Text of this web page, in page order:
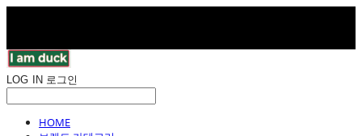
LOG IN 로그인
HOME